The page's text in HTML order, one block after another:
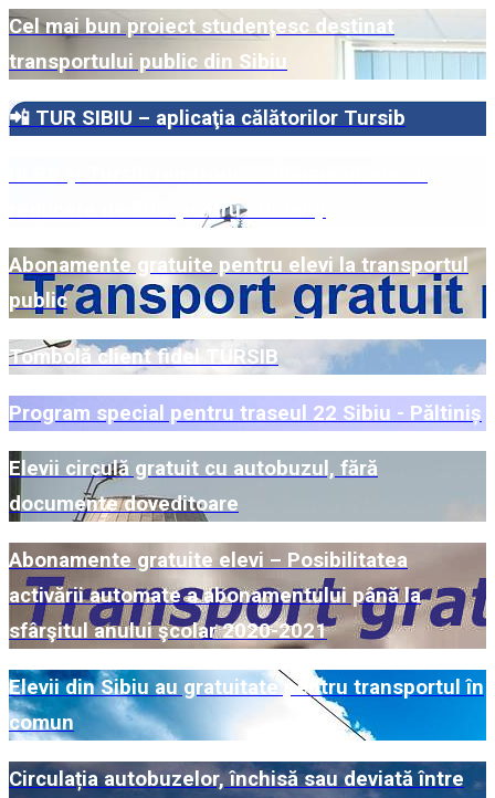
Cel mai bun proiect studențesc destinat
transportului public din Sibiu
📲 TUR SIBIU – aplicaţia călătorilor Tursib
reducere de 50% pentru studenţi
Abonamente gratuite pentru elevi la transportul
public
Tombolă client fidel TURSIB
Program special pentru traseul 22 Sibiu - Păltiniș
Elevii circulă gratuit cu autobuzul, fără
documente doveditoare
Abonamente gratuite elevi – Posibilitatea
activării automate a abonamentului până la
sfârşitul anului şcolar 2020-2021
Elevii din Sibiu au gratuitate pentru transportul în
comun
Circulația autobuzelor, închisă sau deviată între